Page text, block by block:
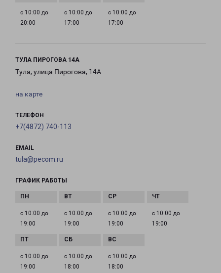
с 10:00 до
20:00
с 10:00 до
17:00
с 10:00 до
17:00
ТУЛА ПИРОГОВА 14А
Тула, улица Пирогова, 14А
на карте
ТЕЛЕФОН
+7(4872) 740-113
EMAIL
tula@pecom.ru
ГРАФИК РАБОТЫ
с 10:00 до
19:00
с 10:00 до
19:00
с 10:00 до
19:00
с 10:00 до
19:00
с 10:00 до
19:00
с 10:00 до
18:00
с 10:00 до
18:00